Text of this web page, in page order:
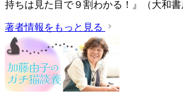
持ちは見た目で９割わかる！』（大和書
著者情報をもっと見る